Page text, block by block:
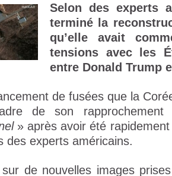
Selon des experts
terminé la
qu’elle avait
tensions avec les
entre Donald Trump
de fusées que la
de son
» après avoir été
des experts américains.
sur de nouvelles images